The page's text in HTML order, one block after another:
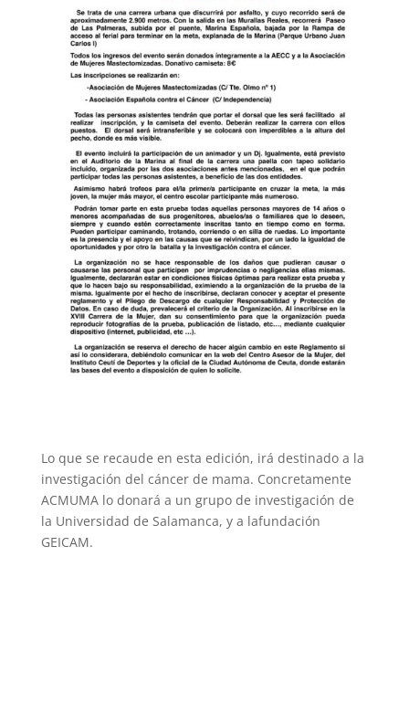
Lo que se recaude en esta edición, irá destinado a la
investigación del cáncer de mama. Concretamente
ACMUMA lo donará a un grupo de investigación de
la Universidad de Salamanca, y a lafundación
GEICAM.